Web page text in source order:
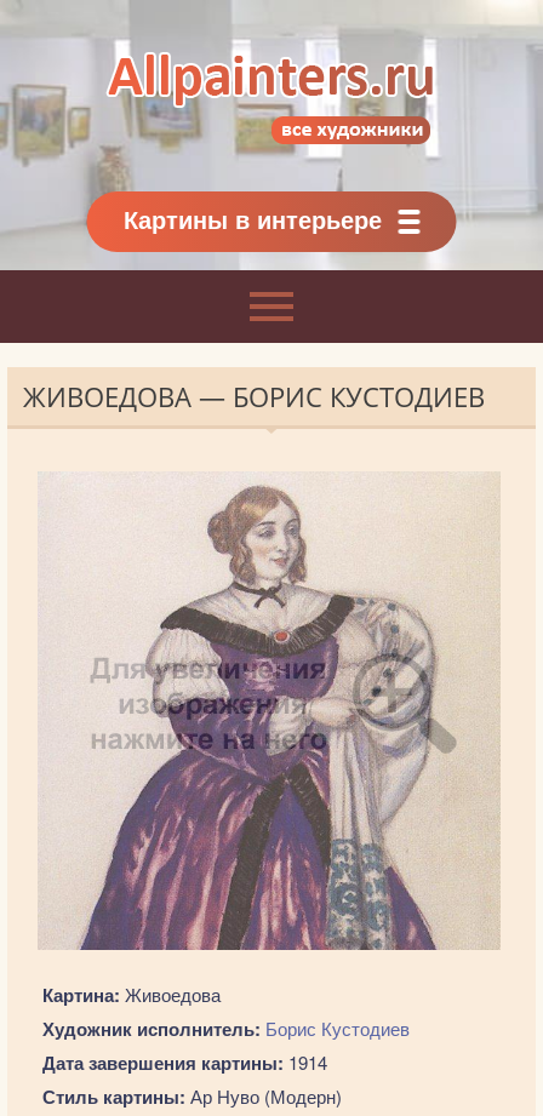
Картины классиков
и современников
Картины в интерьере
ЖИВОЕДОВА — БОРИС КУСТОДИЕВ
Картина: Живоедова
Художник исполнитель: Борис Кустодиев
Дата завершения картины: 1914
Стиль картины: Ар Нуво (Модерн)